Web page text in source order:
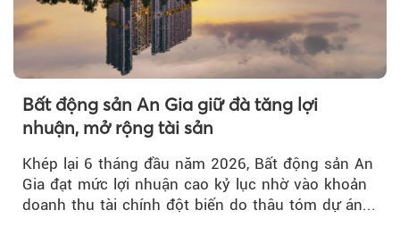
Bất động sản An Gia giữ đà tăng lợi
nhuận, mở rộng tài sản
Khép lại 6 tháng đầu năm 2026, Bất động sản An
Gia đạt mức lợi nhuận cao kỷ lục nhờ vào khoản
doanh thu tài chính đột biến do thâu tóm dự án...